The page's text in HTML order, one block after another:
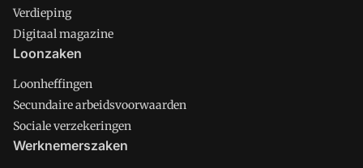
Verdieping
Digitaal magazine
Loonzaken
Loonheffingen
Secundaire arbeidsvoorwaarden
Sociale verzekeringen
Werknemerszaken